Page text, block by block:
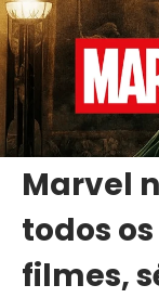
Marvel
todos
filmes,